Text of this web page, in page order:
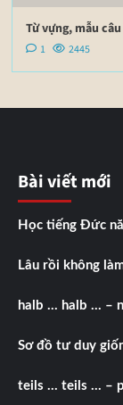
Từ vựng, mẫu
1 2445
Bài viết mới
Học tiếng Đức
Lâu rồi không
halb … halb … –
Sơ đồ tư duy
teils … teils … –